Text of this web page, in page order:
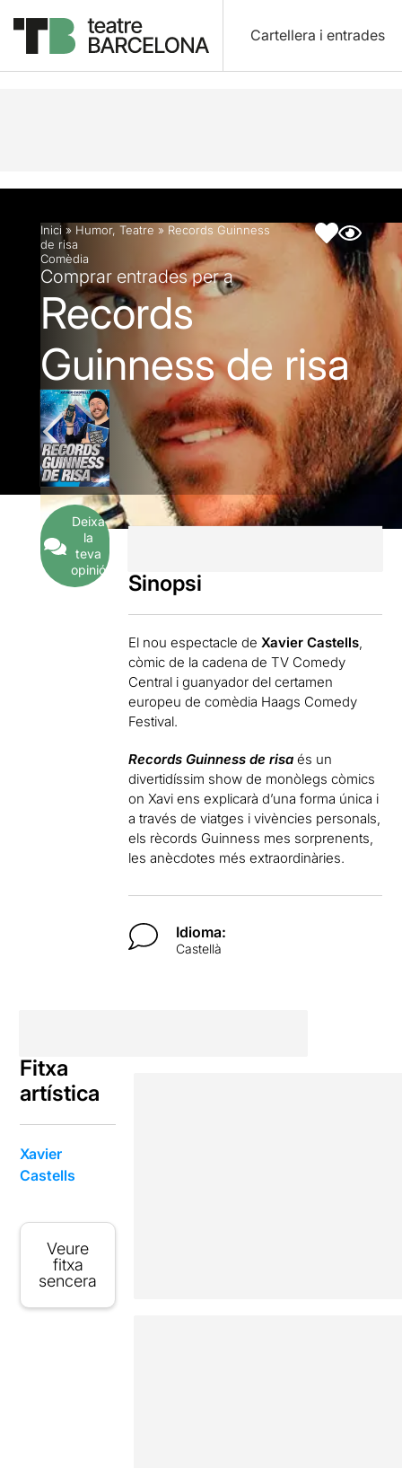
Cartellera i entrades
Descripció Fitxa artística
Inici » Humor, Teatre » Records Guinness
de risa
Comèdia
Comprar entrades per a
Records
Guinness de risa
Deixa
la
teva
opinió
Sinopsi
El nou espectacle deXavier Castells,
còmic de la cadena de TV Comedy
Central i guanyador del certamen
europeu de comèdia Haags Comedy
Festival.
Records Guinness de risa és un
divertidíssim show de monòlegs còmics
on Xavi ens explicarà d’una forma única i
a través de viatges i vivències personals,
els rècords Guinness mes sorprenents,
les anècdotes més extraordinàries.
Idioma:
Castellà
Fitxa
artística
Xavier
Castells
Veure
fitxa
sencera